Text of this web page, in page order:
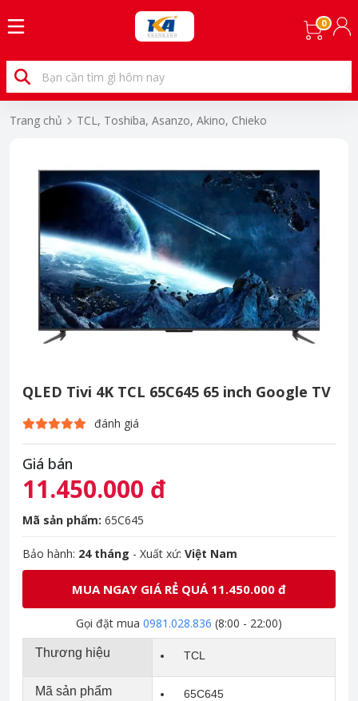
0
Trang chủ TCL, Toshiba, Asanzo, Akino, Chieko
QLED Tivi 4K TCL 65C645 65 inch Google TV
đánh giá
Giá bán
11.450.000 đ
Mã sản phẩm: 65C645
Bảo hành: 24 tháng - Xuất xứ: Việt Nam
MUA NGAY GIÁ RẺ QUÁ 11.450.000 đ
Gọi đặt mua 0981.028.836 (8:00 - 22:00)
Thương hiệu TCL
Mã sản phẩm 65C645